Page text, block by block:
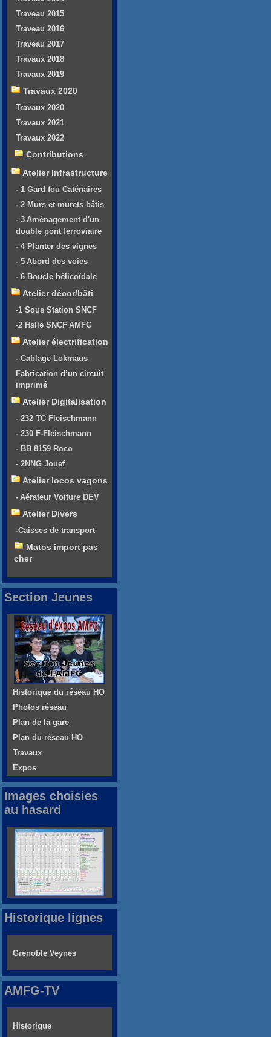
Traveau 2015
Traveau 2016
Traveau 2017
Travaux 2018
Travaux 2019
Travaux 2020
Travaux 2020
Travaux 2021
Travaux 2022
Contributions
Atelier Infrastructure
- 1 Gard fou Caténaires
- 2 Murs et murets bâtis
- 3 Aménagement d'un
double pont ferroviaire
- 4 Planter des vignes
- 5 Abord des voies
- 6 Boucle hélicoïdale
Atelier décor/bâti
-1 Sous Station SNCF
-2 Halle SNCF AMFG
Atelier électrification
- Cablage Lokmaus
Fabrication d’un circuit
imprimé
Atelier Digitalisation
- 232 TC Fleischmann
- 230 F-Fleischmann
- BB 8159 Roco
- 2NNG Jouef
Atelier locos vagons
- Aérateur Voiture DEV
Atelier Divers
-Caisses de transport
Matos import pas
cher
Section Jeunes
Historique du réseau HO
Photos réseau
Plan de la gare
Plan du réseau HO
Travaux
Expos
Images choisies
au hasard
Historique lignes
Grenoble Veynes
AMFG-TV
Historique